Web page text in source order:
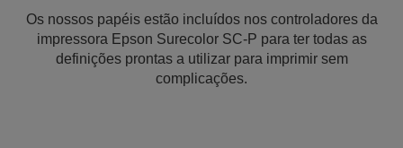
Os nossos papéis estão incluídos nos controladores da
impressora Epson Surecolor SC-P para ter todas as
definições prontas a utilizar para imprimir sem
complicações.